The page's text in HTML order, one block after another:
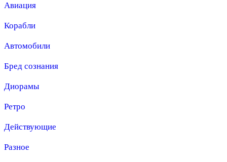
Авиация
Корабли
Автомобили
Бред сознания
Диорамы
Ретро
Действующие
Разное